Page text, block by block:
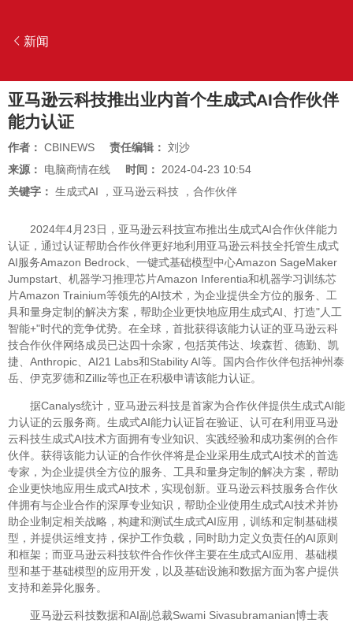
新闻
亚马逊云科技推出业内首个生成式AI合作伙伴
能力认证
作者： CBINEWS 责任编辑： 刘沙
来源： 电脑商情在线 时间： 2024-04-23 10:54
关键字： 生成式AI ， 亚马逊云科技 ， 合作伙伴
2024年4月23日，亚马逊云科技宣布推出生成式AI合作伙伴能力
认证，通过认证帮助合作伙伴更好地利用亚马逊云科技全托管生成式
AI服务Amazon Bedrock、一键式基础模型中心Amazon SageMaker
Jumpstart、机器学习推理芯片Amazon Inferentia和机器学习训练芯
片Amazon Trainium等领先的AI技术，为企业提供全方位的服务、工
具和量身定制的解决方案，帮助企业更快地应用生成式AI、打造"人工
智能+"时代的竞争优势。在全球，首批获得该能力认证的亚马逊云科
技合作伙伴网络成员已达四十余家，包括英伟达、埃森哲、德勤、凯
捷、Anthropic、AI21 Labs和Stability AI等。国内合作伙伴包括神州泰
岳、伊克罗德和Zilliz等也正在积极申请该能力认证。
据Canalys统计，亚马逊云科技是首家为合作伙伴提供生成式AI能
力认证的云服务商。生成式AI能力认证旨在验证、认可在利用亚马逊
云科技生成式AI技术方面拥有专业知识、实践经验和成功案例的合作
伙伴。获得该能力认证的合作伙伴将是企业采用生成式AI技术的首选
专家，为企业提供全方位的服务、工具和量身定制的解决方案，帮助
企业更快地应用生成式AI技术，实现创新。亚马逊云科技服务合作伙
伴拥有与企业合作的深厚专业知识，帮助企业使用生成式AI技术并协
助企业制定相关战略，构建和测试生成式AI应用，训练和定制基础模
型，并提供运维支持，保护工作负载，同时助力定义负责任的AI原则
和框架；而亚马逊云科技软件合作伙伴主要在生成式AI应用、基础模
型和基于基础模型的应用开发，以及基础设施和数据方面为客户提供
支持和差异化服务。
亚马逊云科技数据和AI副总裁Swami Sivasubramanian博士表